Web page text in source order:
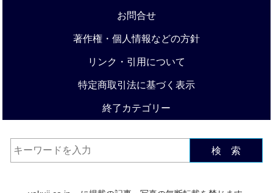
お問合せ
著作権・個人情報などの方針
リンク・引用について
特定商取引法に基づく表示
終了カテゴリー
検 索